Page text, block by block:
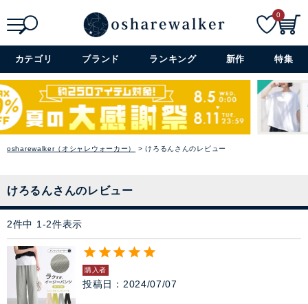
詳細検索+
0
カテゴリ ブランド ランキング 新作 特集
アウター
コーデセット・セットアイテム
シューズ
バッグ
セレモニー・オケージョン
アイテム特集
osharewalker（オシャレウォーカー） けろるんさんのレビュー
けろるんさんのレビュー
2件中 1 -2件表示
購入者
投稿日 2024/07/07